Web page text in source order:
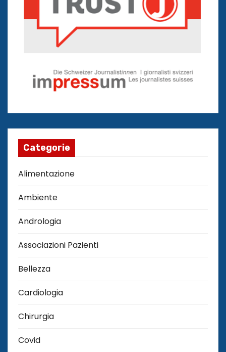
Categorie
Alimentazione
Ambiente
Andrologia
Associazioni Pazienti
Bellezza
Cardiologia
Chirurgia
Covid